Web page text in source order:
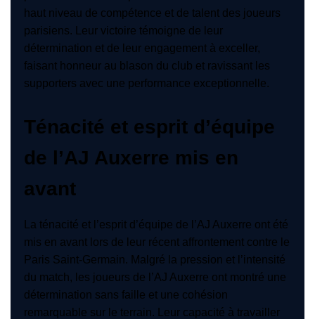
haut niveau de compétence et de talent des joueurs
parisiens. Leur victoire témoigne de leur
détermination et de leur engagement à exceller,
faisant honneur au blason du club et ravissant les
supporters avec une performance exceptionnelle.
Ténacité et esprit d’équipe
de l’AJ Auxerre mis en
avant
La ténacité et l’esprit d’équipe de l’AJ Auxerre ont été
mis en avant lors de leur récent affrontement contre le
Paris Saint-Germain. Malgré la pression et l’intensité
du match, les joueurs de l’AJ Auxerre ont montré une
détermination sans faille et une cohésion
remarquable sur le terrain. Leur capacité à travailler